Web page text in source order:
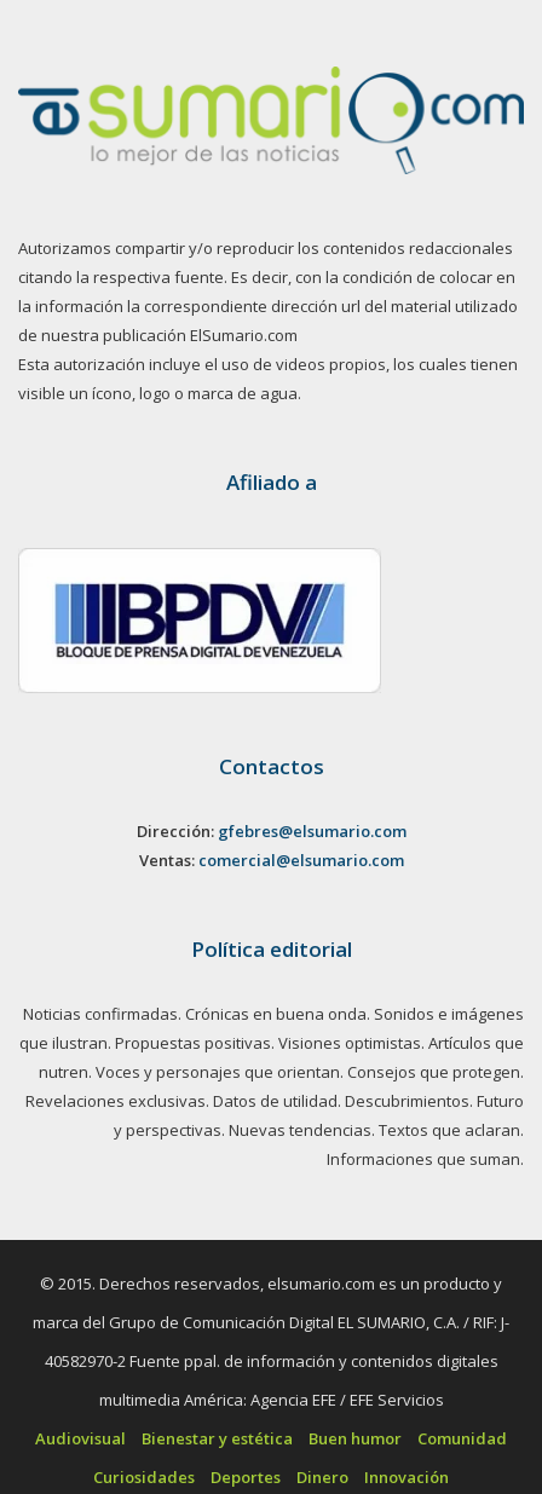
Autorizamos compartir y/o reproducir los contenidos redaccionales
citando la respectiva fuente. Es decir, con la condición de colocar en
la información la correspondiente dirección url del material utilizado
de nuestra publicación ElSumario.com
Esta autorización incluye el uso de videos propios, los cuales tienen
visible un ícono, logo o marca de agua.
Afiliado a
Contactos
Dirección: gfebres@elsumario.com
Ventas: comercial@elsumario.com
Política editorial
Noticias confirmadas. Crónicas en buena onda. Sonidos e imágenes
que ilustran. Propuestas positivas. Visiones optimistas. Artículos que
nutren. Voces y personajes que orientan. Consejos que protegen.
Revelaciones exclusivas. Datos de utilidad. Descubrimientos. Futuro
y perspectivas. Nuevas tendencias. Textos que aclaran.
Informaciones que suman.
© 2015. Derechos reservados, elsumario.com es un producto y
marca del Grupo de Comunicación Digital EL SUMARIO, C.A. / RIF: J-
40582970-2 Fuente ppal. de información y contenidos digitales
multimedia América: Agencia EFE / EFE Servicios
Audiovisual
Bienestar y estética Buen humor
Comunidad
Curiosidades
Deportes Dinero Innovación